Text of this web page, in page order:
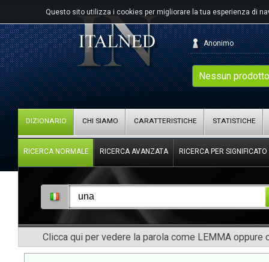
Questo sito utilizza i cookies per migliorare la tua esperienza di
Nessun
Anonimo
DIZIONARIO CHI SIAMO CARATTERISTICHE STATISTICHE
RICERCA NORMALE RICERCA AVANZATA RICERCA PER SIGNIFICATO
Clicca qui per vedere la parola come LEMMA oppure